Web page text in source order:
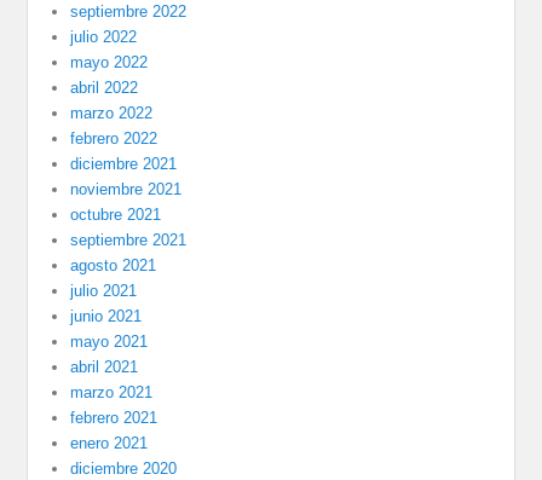
septiembre 2022
julio 2022
mayo 2022
abril 2022
marzo 2022
febrero 2022
diciembre 2021
noviembre 2021
octubre 2021
septiembre 2021
agosto 2021
julio 2021
junio 2021
mayo 2021
abril 2021
marzo 2021
febrero 2021
enero 2021
diciembre 2020